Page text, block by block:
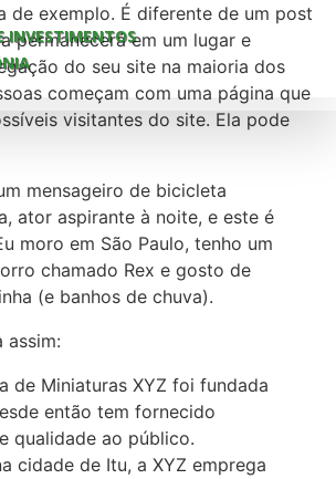
INVESTIMENTOS
de exemplo. É diferente de um post
permanecerá em um lugar e
do seu site na maioria dos
começam com uma página que
visitantes do site. Ela pode
mensageiro de bicicleta
ator aspirante à noite, e este é
moro em São Paulo, tenho um
chamado Rex e gosto de
(e banhos de chuva).
assim:
de Miniaturas XYZ foi fundada
então tem fornecido
qualidade ao público.
cidade de Itu, a XYZ emprega